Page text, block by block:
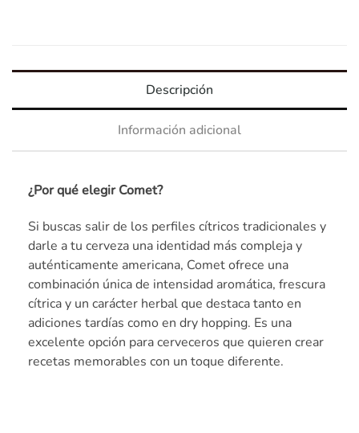
Descripción
Información adicional
¿Por qué elegir Comet?
Si buscas salir de los perfiles cítricos tradicionales y
darle a tu cerveza una identidad más compleja y
auténticamente americana, Comet ofrece una
combinación única de intensidad aromática, frescura
cítrica y un carácter herbal que destaca tanto en
adiciones tardías como en dry hopping. Es una
excelente opción para cerveceros que quieren crear
recetas memorables con un toque diferente.